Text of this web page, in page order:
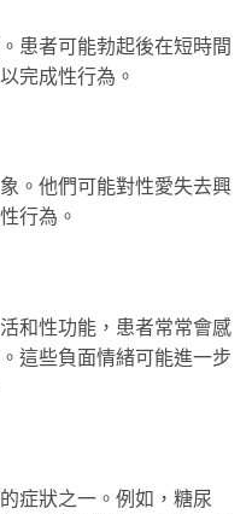
患者可能勃起後在短時間
完成性行為。
。他們可能對性愛失去興
行為。
和性功能，患者常常會感
這些負面情緒可能進一步
症狀之一。例如，糖尿